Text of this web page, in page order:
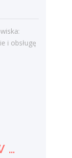
i obsługę
Pracownik Działu Dostaw (K/M)